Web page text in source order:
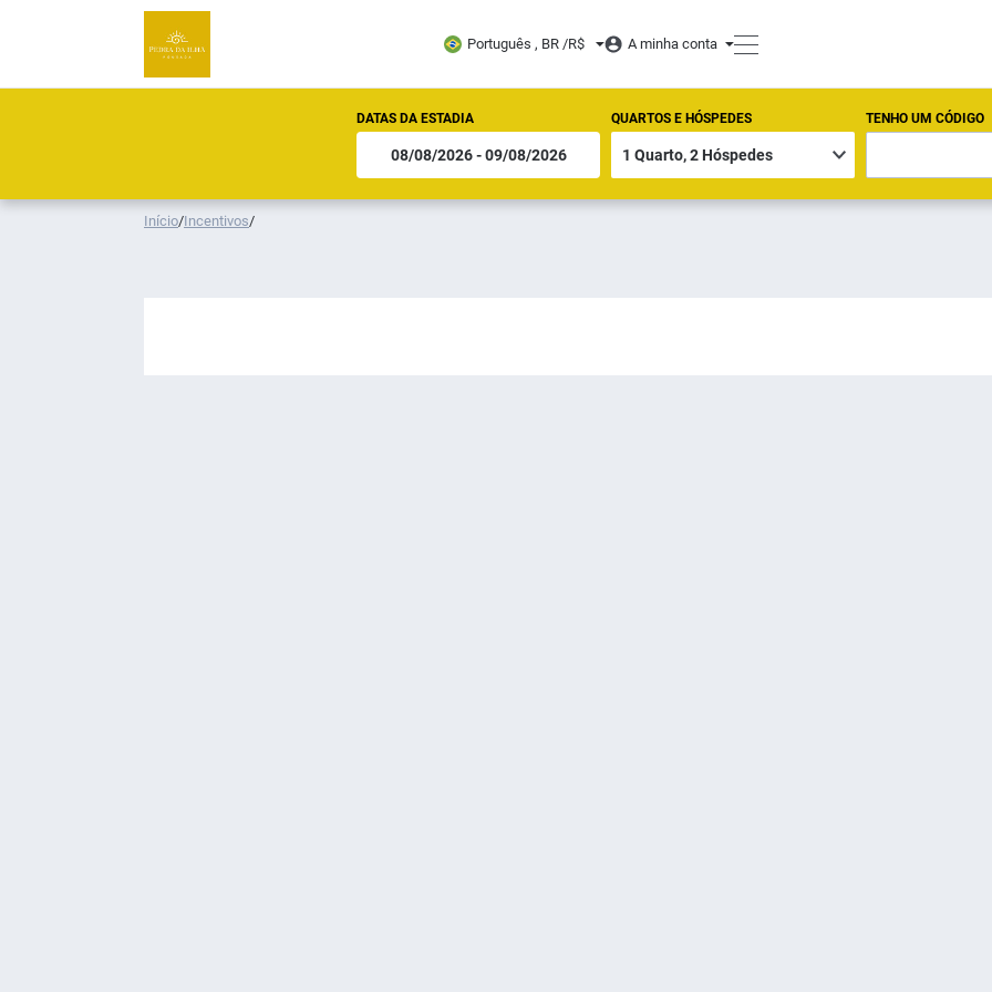
Português , BR /R$ A minha conta
DATAS DA ESTADIA QUARTOS E HÓSPEDES TENHO UM CÓDIGO
Início/Incentivos/